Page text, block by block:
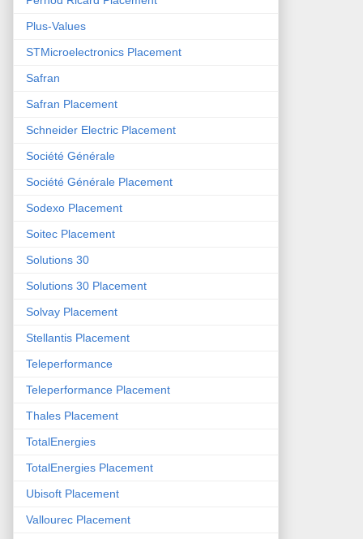
Plus-Values
STMicroelectronics Placement
Safran
Safran Placement
Schneider Electric Placement
Société Générale
Société Générale Placement
Sodexo Placement
Soitec Placement
Solutions 30
Solutions 30 Placement
Solvay Placement
Stellantis Placement
Teleperformance
Teleperformance Placement
Thales Placement
TotalEnergies
TotalEnergies Placement
Ubisoft Placement
Vallourec Placement